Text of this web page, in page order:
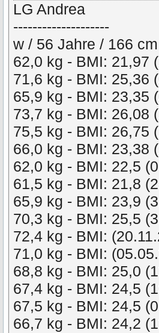
LG Andrea
--------------------
w / 56 Jahre / 166
62,0 kg - BMI: 21,97
71,6 kg - BMI: 25,36
65,9 kg - BMI: 23,35
73,7 kg - BMI: 26,08
75,5 kg - BMI: 26,75
66,0 kg - BMI: 23,38
62,0 kg - BMI: 22,5
61,5 kg - BMI: 21,8
65,9 kg - BMI: 23,9
70,3 kg - BMI: 25,5
72,4 kg - BMI:
71,0 kg - BMI:
68,8 kg - BMI: 25,0
67,4 kg - BMI: 24,5
67,5 kg - BMI: 24,5
66,7 kg - BMI: 24,2